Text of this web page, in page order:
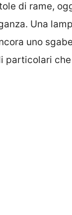
di rame,
Una
uno
particolari